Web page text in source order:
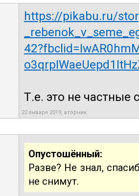
https://pikabu.ru/
Т.е. это не частные
22 января 2019, вторник
Опустошённый:
Разве? Не знал,
не снимут.